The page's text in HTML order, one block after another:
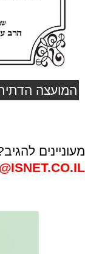
המועצה
מעוניינים